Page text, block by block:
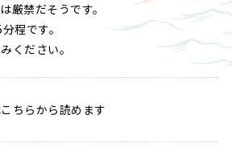
厳禁だそうです。
程です。
ください。
ちらから読めます